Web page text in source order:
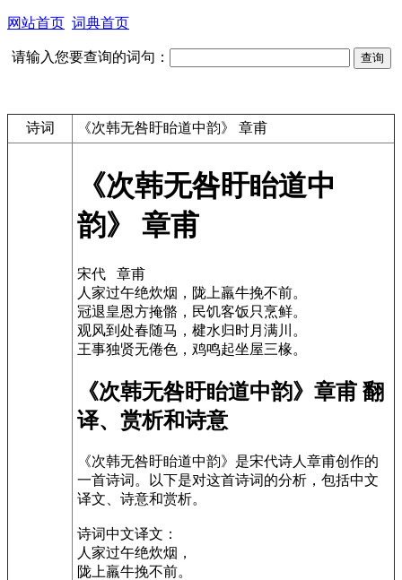
网站首页 词典首页
请输入您要查询的词句：
诗词 《次韩无咎盱眙道中韵》 章甫
《次韩无咎盱眙道中
韵》 章甫
宋代 章甫
人家过午绝炊烟，陇上羸牛挽不前。
冠退皇恩方掩骼，民饥客饭只烹鲜。
观风到处春随马，楗水归时月满川。
王事独贤无倦色，鸡鸣起坐屋三椽。
《次韩无咎盱眙道中韵》章甫 翻
译、赏析和诗意
《次韩无咎盱眙道中韵》是宋代诗人章甫创作的
一首诗词。以下是对这首诗词的分析，包括中文
译文、诗意和赏析。
诗词中文译文：
人家过午绝炊烟，
陇上羸牛挽不前。